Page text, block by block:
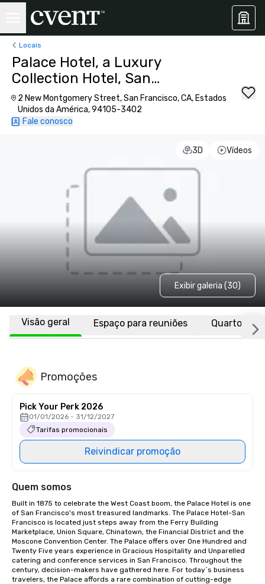
Locais
Palace Hotel, a Luxury
Collection Hotel, San
Francisco
2 New Montgomery Street, San Francisco, CA, Estados
Unidos da América, 94105-3402
Fale conosco
3D Vídeos
Exibir galeria (30)
Visão geral Espaço para reuniões Quartos
Promoções
Pick Your Perk 2026
01/01/2026 - 31/12/2027
Tarifas promocionais
Reivindicar promoção
Quem somos
Built in 1875 to celebrate the West Coast boom, the Palace Hotel is one
of San Francisco's most treasured landmarks. The Palace Hotel-San
Francisco is located just steps away from the Ferry Building
Marketplace, Union Square, Chinatown, the Financial District and the
Moscone Convention Center. The Palace offers over One Hundred and
Twenty Five years experience in Gracious Hospitality and Unparelled
catering and conference services in San Francisco. Throughout the
century, decision-makers have gathered here. For today`s business
travelers, the Palace affords a rare combination of cutting-edge